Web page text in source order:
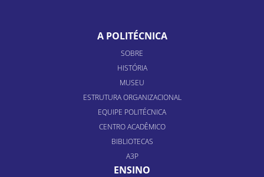
A POLITÉCNICA
SOBRE
HISTÓRIA
MUSEU
ESTRUTURA ORGANIZACIONAL
EQUIPE POLITÉCNICA
CENTRO ACADÊMICO
BIBLIOTECAS
A3P
ENSINO